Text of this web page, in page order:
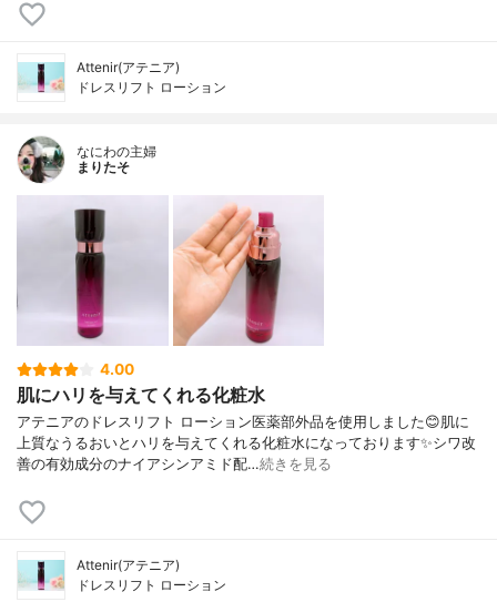
Attenir(アテニア)
ドレスリフト ローション
なにわの主婦
まりたそ
4.00
肌にハリを与えてくれる化粧水
アテニアのドレスリフト ローション医薬部外品を使用しました😊肌に
上質なうるおいとハリを与えてくれる化粧水になっております✨シワ改
善の有効成分のナイアシンアミド配…続きを見る
Attenir(アテニア)
ドレスリフト ローション